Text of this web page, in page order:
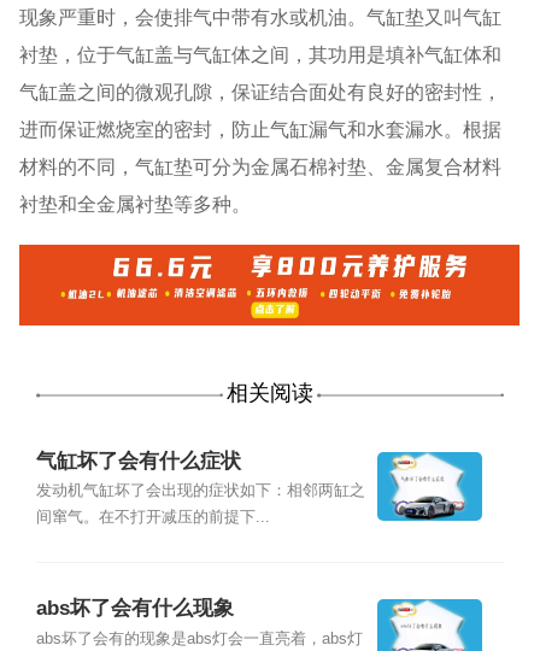
现象严重时，会使排气中带有水或机油。气缸垫又叫气缸
衬垫，位于气缸盖与气缸体之间，其功用是填补气缸体和
气缸盖之间的微观孔隙，保证结合面处有良好的密封性，
进而保证燃烧室的密封，防止气缸漏气和水套漏水。根据
材料的不同，气缸垫可分为金属石棉衬垫、金属复合材料
衬垫和全金属衬垫等多种。
相关阅读
气缸坏了会有什么症状
发动机气缸坏了会出现的症状如下：相邻两缸之
间窜气。在不打开减压的前提下...
abs坏了会有什么现象
abs坏了会有的现象是abs灯会一直亮着，abs灯